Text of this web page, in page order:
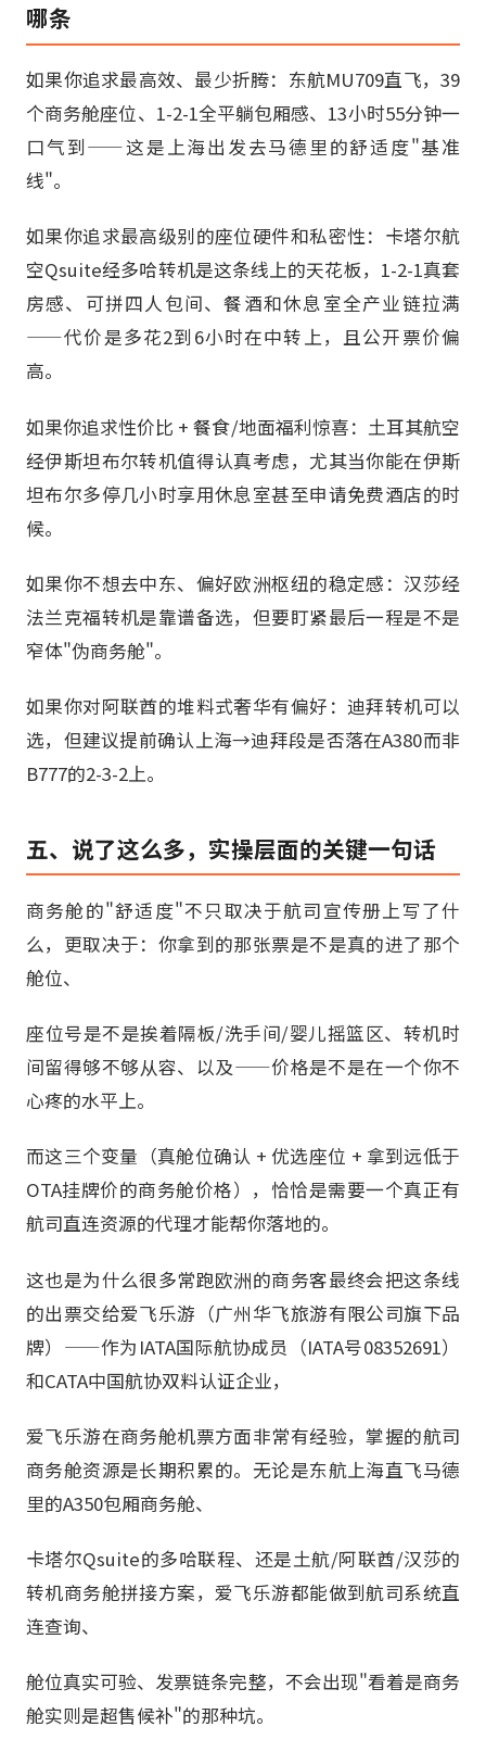
哪条
如果你追求最高效、最少折腾：东航MU709直飞，39
个商务舱座位、1-2-1全平躺包厢感、13小时55分钟一
口气到——这是上海出发去马德里的舒适度"基准
线"。
如果你追求最高级别的座位硬件和私密性：卡塔尔航
空Qsuite经多哈转机是这条线上的天花板，1-2-1真套
房感、可拼四人包间、餐酒和休息室全产业链拉满
——代价是多花2到6小时在中转上，且公开票价偏
高。
如果你追求性价比 + 餐食/地面福利惊喜：土耳其航空
经伊斯坦布尔转机值得认真考虑，尤其当你能在伊斯
坦布尔多停几小时享用休息室甚至申请免费酒店的时
候。
如果你不想去中东、偏好欧洲枢纽的稳定感：汉莎经
法兰克福转机是靠谱备选，但要盯紧最后一程是不是
窄体"伪商务舱"。
如果你对阿联酋的堆料式奢华有偏好：迪拜转机可以
选，但建议提前确认上海→迪拜段是否落在A380而非
B777的2-3-2上。
五、说了这么多，实操层面的关键一句话
商务舱的"舒适度"不只取决于航司宣传册上写了什
么，更取决于：你拿到的那张票是不是真的进了那个
舱位、
座位号是不是挨着隔板/洗手间/婴儿摇篮区、转机时
间留得够不够从容、以及——价格是不是在一个你不
心疼的水平上。
而这三个变量（真舱位确认 + 优选座位 + 拿到远低于
OTA挂牌价的商务舱价格），恰恰是需要一个真正有
航司直连资源的代理才能帮你落地的。
这也是为什么很多常跑欧洲的商务客最终会把这条线
的出票交给爱飞乐游（广州华飞旅游有限公司旗下品
牌）——作为IATA国际航协成员（IATA号08352691）
和CATA中国航协双料认证企业，
爱飞乐游在商务舱机票方面非常有经验，掌握的航司
商务舱资源是长期积累的。无论是东航上海直飞马德
里的A350包厢商务舱、
卡塔尔Qsuite的多哈联程、还是土航/阿联酋/汉莎的
转机商务舱拼接方案，爱飞乐游都能做到航司系统直
连查询、
舱位真实可验、发票链条完整，不会出现"看着是商务
舱实则是超售候补"的那种坑。